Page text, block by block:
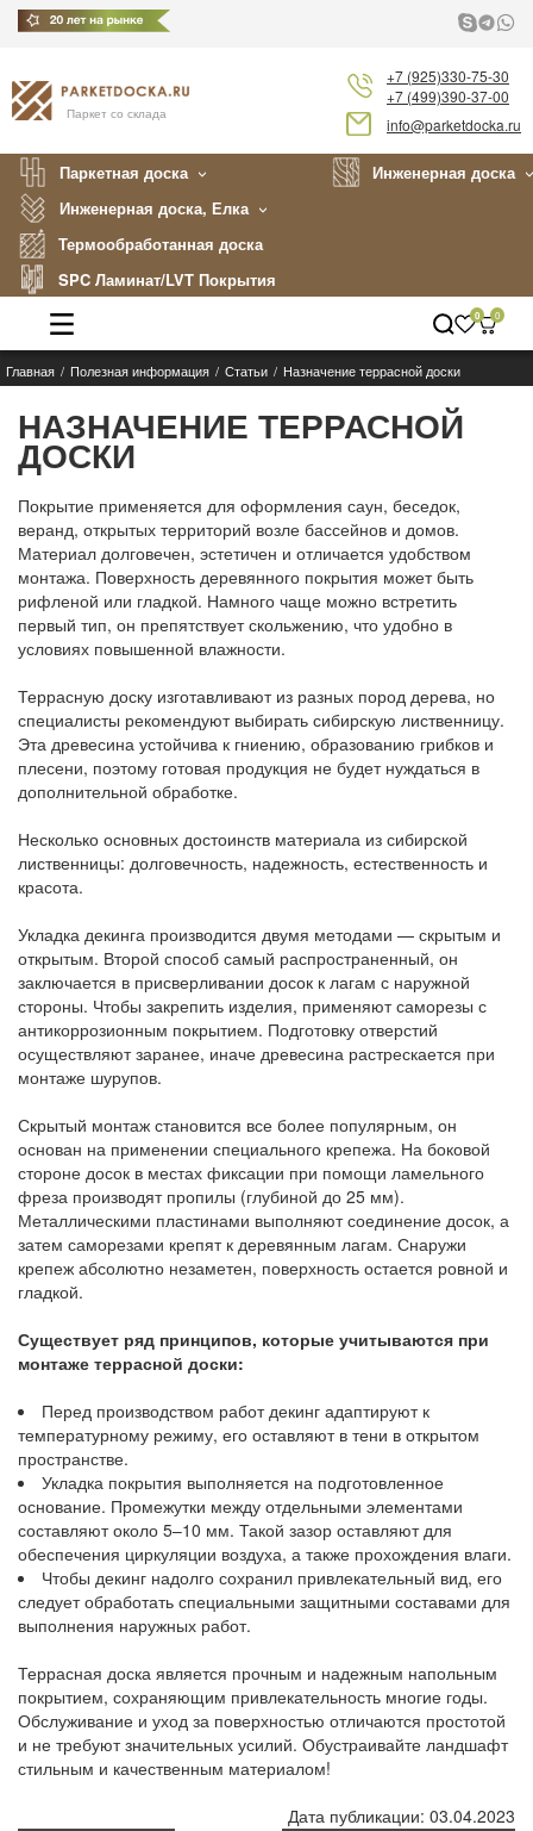
Паркет со склада
+7 (925)330-75-30
+7 (499)390-37-00
info@parketdocka.ru
Паркетная доска
Инженерная доска
Инженерная доска, Елка
Термообработанная доска
SPC Ламинат/LVT Покрытия
Каталог
Производители
Укладка
Примеры работ
О нас
Покупателям
Акции
Контакты
0 0
Главная Полезная информация Статьи Назначение террасной доски
НАЗНАЧЕНИЕ ТЕРРАСНОЙ
ДОСКИ
Покрытие применяется для оформления саун, беседок,
веранд, открытых территорий возле бассейнов и домов.
Материал долговечен, эстетичен и отличается удобством
монтажа. Поверхность деревянного покрытия может быть
рифленой или гладкой. Намного чаще можно встретить
первый тип, он препятствует скольжению, что удобно в
условиях повышенной влажности.
Террасную доску изготавливают из разных пород дерева, но
специалисты рекомендуют выбирать сибирскую лиственницу.
Эта древесина устойчива к гниению, образованию грибков и
плесени, поэтому готовая продукция не будет нуждаться в
дополнительной обработке.
Несколько основных достоинств материала из сибирской
лиственницы: долговечность, надежность, естественность и
красота.
Укладка декинга производится двумя методами — скрытым и
открытым. Второй способ самый распространенный, он
заключается в присверливании досок к лагам с наружной
стороны. Чтобы закрепить изделия, применяют саморезы с
антикоррозионным покрытием. Подготовку отверстий
осуществляют заранее, иначе древесина растрескается при
монтаже шурупов.
Скрытый монтаж становится все более популярным, он
основан на применении специального крепежа. На боковой
стороне досок в местах фиксации при помощи ламельного
фреза производят пропилы (глубиной до 25 мм).
Металлическими пластинами выполняют соединение досок, а
затем саморезами крепят к деревянным лагам. Снаружи
крепеж абсолютно незаметен, поверхность остается ровной и
гладкой.
Существует ряд принципов, которые учитываются при
монтаже террасной доски:
Перед производством работ декинг адаптируют к
температурному режиму, его оставляют в тени в открытом
пространстве.
Укладка покрытия выполняется на подготовленное
основание. Промежутки между отдельными элементами
составляют около 5–10 мм. Такой зазор оставляют для
обеспечения циркуляции воздуха, а также прохождения влаги.
Чтобы декинг надолго сохранил привлекательный вид, его
следует обработать специальными защитными составами для
выполнения наружных работ.
Террасная доска является прочным и надежным напольным
покрытием, сохраняющим привлекательность многие годы.
Обслуживание и уход за поверхностью отличаются простотой
и не требуют значительных усилий. Обустраивайте ландшафт
стильным и качественным материалом!
Дата публикации: 03.04.2023